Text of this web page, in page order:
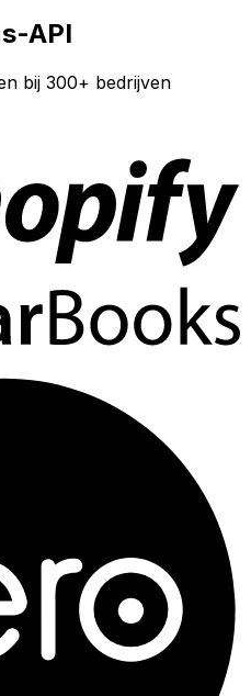
API
bij 300+ bedrijven